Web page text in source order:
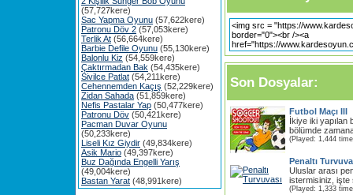
(57,727kere)
Sac Yapma Oyunu (57,622kere)
Patronu Döv 2 (57,053kere)
Terlik At (56,664kere)
Barbie Defile Oyunu (55,130kere)
Balonlu Kiz (54,559kere)
Çaktırmadan Bak (54,435kere)
Sivilce Patlat (54,211kere)
Cehennemden Kaçış (52,229kere)
Zidan Sahada (51,859kere)
Nefis Pastalar Yap (50,477kere)
Patronu Döv (50,421kere)
Pacman Duvar Oyunu
(50,233kere)
Liseli Kız Giydir (49,834kere)
Asik Mario (49,397kere)
Buz Dağında Engelli Yarış
(49,004kere)
Bastan Yarat (48,991kere)
Son Dosyalar:
Futbol Maçı III
İkiye iki yapılan
bölümde
(Played: 1,444
Penaltı
Uluslar arası
istermisiniz, işte
(Played: 1,333